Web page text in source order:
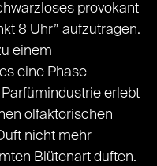
provokant
8 Uhr” aufzutragen.
einem
eine Phase
erlebt
olfaktorischen
nicht mehr
Blütenart duften.